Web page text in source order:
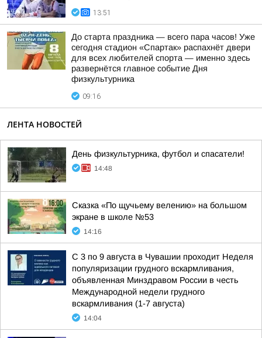
13:51
До старта праздника — всего пара часов! Уже
сегодня стадион «Спартак» распахнёт двери
для всех любителей спорта — именно здесь
развернётся главное событие Дня
физкультурника
09:16
ЛЕНТА НОВОСТЕЙ
День физкультурника, футбол и спасатели!
14:48
Сказка «По щучьему велению» на большом
экране в школе №53
14:16
С 3 по 9 августа в Чувашии проходит Неделя
популяризации грудного вскармливания,
объявленная Минздравом России в честь
Международной недели грудного
вскармливания (1-7 августа)
14:04